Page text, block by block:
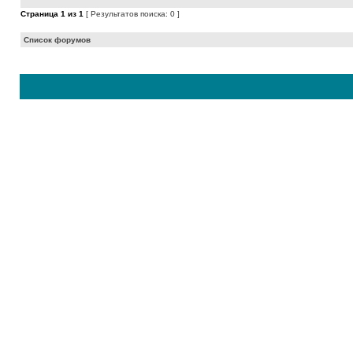
Страница 1 из 1 [ Результатов поиска: 0 ]
Список форумов